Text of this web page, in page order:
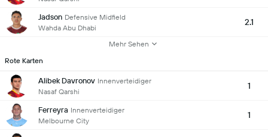
Jadson Defensive Midfield
Wahda Abu Dhabi
2.1
Mehr Sehen
Rote Karten
Alibek Davronov Innenverteidiger
Nasaf Qarshi
1
Ferreyra Innenverteidiger
Melbourne City
1